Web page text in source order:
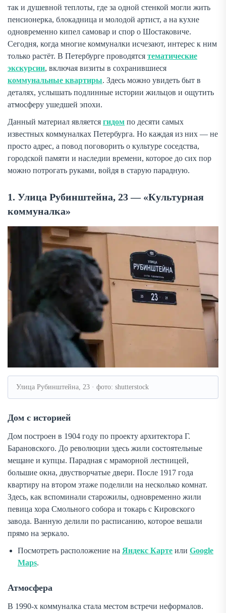
так и душевной теплоты, где за одной стенкой могли жить
пенсионерка, блокадница и молодой артист, а на кухне
одновременно кипел самовар и спор о Шостаковиче.
Сегодня, когда многие коммуналки исчезают, интерес к ним
только растёт. В Петербурге проводятся тематические
экскурсии, включая визиты в сохранившиеся
коммунальные квартиры. Здесь можно увидеть быт в
деталях, услышать подлинные истории жильцов и ощутить
атмосферу ушедшей эпохи.
Данный материал является гидом по десяти самых
известных коммуналках Петербурга. Но каждая из них — не
просто адрес, а повод поговорить о культуре соседства,
городской памяти и наследии времени, которое до сих пор
можно потрогать руками, войдя в старую парадную.
1. Улица Рубинштейна, 23 — «Культурная
коммуналка»
Улица Рубинштейна, 23 · фото: shutterstock
Дом с историей
Дом построен в 1904 году по проекту архитектора Г.
Барановского. До революции здесь жили состоятельные
мещане и купцы. Парадная с мраморной лестницей,
большие окна, двустворчатые двери. После 1917 года
квартиру на втором этаже поделили на несколько комнат.
Здесь, как вспоминали старожилы, одновременно жили
певица хора Смольного собора и токарь с Кировского
завода. Ванную делили по расписанию, которое вешали
прямо на зеркало.
Посмотреть расположение на Яндекс Карте или Google
Maps.
Атмосфера
В 1990-х коммуналка стала местом встречи неформалов.